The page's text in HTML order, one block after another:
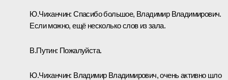
Ю.Чиханчин: Спасибо большое, Владимир Владимирович.
Если можно, ещё несколько слов из зала.
В.Путин: Пожалуйста.
Ю.Чиханчин: Владимир Владимирович, очень активно шло